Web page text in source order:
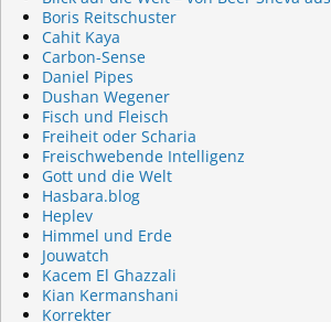
Boris Reitschuster
Cahit Kaya
Carbon-Sense
Daniel Pipes
Dushan Wegener
Fisch und Fleisch
Freiheit oder Scharia
Freischwebende Intelligenz
Gott und die Welt
Hasbara.blog
Heplev
Himmel und Erde
Jouwatch
Kacem El Ghazzali
Kian Kermanshani
Korrekter